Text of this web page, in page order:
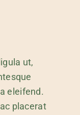
ut,
eleifend.
placerat